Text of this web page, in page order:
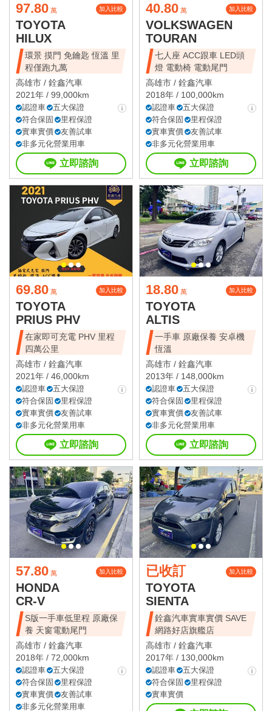
97.80 萬 加入比較
TOYOTA
HILUX
環景 摸門 免鑰匙 恆溫 里
程僅跑九萬
高雄市 / 銓鑫汽車
2021年 / 99,000km
認證車
五大保證
符合保固
里程保證
實車實價
友善試車
非多元化營業用車
立即諮詢
40.80 萬 加入比較
VOLKSWAGEN
TOURAN
七人座 ACC跟車 LED頭
燈 電動椅 電動尾門
高雄市 / 銓鑫汽車
2018年 / 100,000km
認證車
五大保證
符合保固
里程保證
實車實價
友善試車
非多元化營業用車
立即諮詢
69.80 萬 加入比較
TOYOTA
PRIUS PHV
在家即可充電 PHV 里程
四萬公里
高雄市 / 銓鑫汽車
2021年 / 46,000km
認證車
五大保證
符合保固
里程保證
實車實價
友善試車
非多元化營業用車
立即諮詢
18.80 萬 加入比較
TOYOTA
ALTIS
一手車 原廠保養 安卓機
恆溫
高雄市 / 銓鑫汽車
2013年 / 148,000km
認證車
五大保證
符合保固
里程保證
實車實價
友善試車
非多元化營業用車
立即諮詢
57.80 萬 加入比較
HONDA
CR-V
S版一手車低里程 原廠保
養 天窗電動尾門
高雄市 / 銓鑫汽車
2018年 / 72,000km
認證車
五大保證
符合保固
里程保證
實車實價
友善試車
非多元化營業用車
已收訂 加入比較
TOYOTA
SIENTA
銓鑫汽車實車實價 SAVE
網路好店旗艦店
高雄市 / 銓鑫汽車
2017年 / 130,000km
認證車
五大保證
符合保固
里程保證
實車實價